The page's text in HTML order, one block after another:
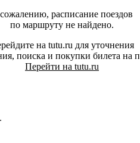
расписание поездов
по маршруту не найдено.
на tutu.ru для уточнения
поиска и покупки билета на
Перейти на tutu.ru